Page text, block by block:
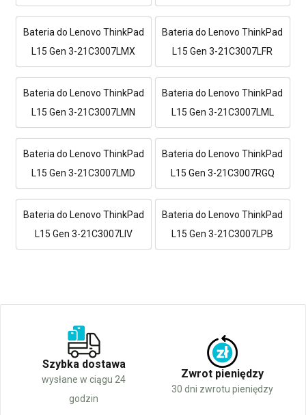
Bateria do Lenovo ThinkPad
L15 Gen 3-21C3007LMX
Bateria do Lenovo ThinkPad
L15 Gen 3-21C3007LFR
Bateria do Lenovo ThinkPad
L15 Gen 3-21C3007LMN
Bateria do Lenovo ThinkPad
L15 Gen 3-21C3007LML
Bateria do Lenovo ThinkPad
L15 Gen 3-21C3007LMD
Bateria do Lenovo ThinkPad
L15 Gen 3-21C3007RGQ
Bateria do Lenovo ThinkPad
L15 Gen 3-21C3007LIV
Bateria do Lenovo ThinkPad
L15 Gen 3-21C3007LPB
Szybka dostawa
wysłane w ciągu 24
godzin
Zwrot pieniędzy
30 dni zwrotu pieniędzy